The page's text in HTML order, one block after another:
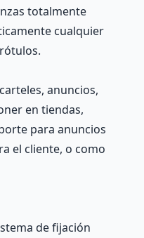
totalmente
cualquier
anuncios,
en tiendas,
para anuncios
el cliente, o como
de fijación